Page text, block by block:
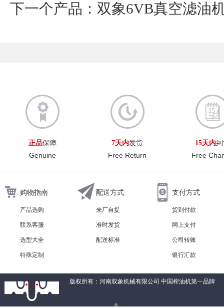
下一个产品：双象6VB真空滤油
正品保障
Genuine
7天内发货
Free Return
15天内
Free
购物指南
产品选购
联系客服
选型大全
特殊定制
配送方式
来厂自提
准时发货
配送标准
支付方式
货到付款
网上支付
公司转账
银行汇款
版权所有：河南双象机械有限公司 中国榨油机第一品牌
0